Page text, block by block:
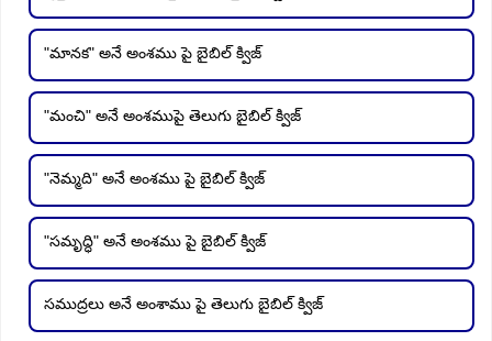
"మానక" అనే అంశము పై బైబిల్ క్విజ్
"మంచి" అనే అంశముపై తెలుగు బైబిల్ క్విజ్
"నెమ్మది" అనే అంశము పై బైబిల్ క్విజ్
"సమృద్ధి" అనే అంశము పై బైబిల్ క్విజ్
సముద్రలు అనే అంశాము పై తెలుగు బైబిల్ క్విజ్